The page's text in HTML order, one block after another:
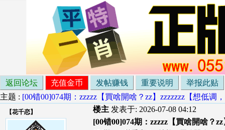
返回论坛 充值金币 发帖赚钱 重要说明
举报此贴
主题 : [00错00]074期：zzzzz【買啥開啥？zz】zzzzzzz【想低调
【花千恋】 楼主 发表于: 2026-07-08 04:12
[00错00]074期：zzzzz【買啥開啥？